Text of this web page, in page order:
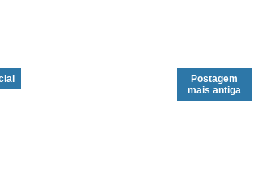
Postagem
mais antiga